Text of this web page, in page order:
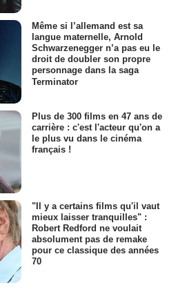
Même si l’allemand est sa
langue maternelle, Arnold
Schwarzenegger n’a pas eu le
droit de doubler son propre
personnage dans la saga
Terminator
Plus de 300 films en 47 ans de
carrière : c'est l'acteur qu'on a
le plus vu dans le cinéma
français !
"Il y a certains films qu'il vaut
mieux laisser tranquilles" :
Robert Redford ne voulait
absolument pas de remake
pour ce classique des années
70